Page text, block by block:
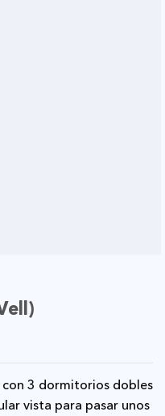
vista para pasar unos